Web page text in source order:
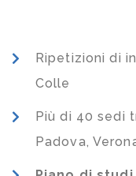
Ripetizioni di
Colle
Più di 40 sedi
Padova,